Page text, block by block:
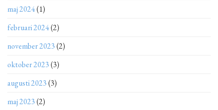
maj 2024(1)
februari 2024(2)
november 2023(2)
oktober 2023(3)
augusti 2023(3)
maj 2023(2)